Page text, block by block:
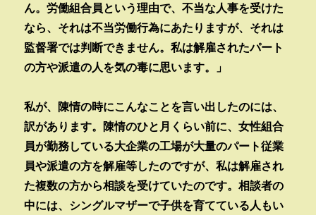
ん。労働組合員という理由で、不当な人事を受けた
なら、それは不当労働行為にあたりますが、それは
監督署では判断できません。私は解雇されたパート
の方や派遣の人を気の毒に思います。」
私が、陳情の時にこんなことを言い出したのには、
訳があります。陳情のひと月くらい前に、女性組合
員が勤務している大企業の工場が大量のパート従業
員や派遣の方を解雇等したのですが、私は解雇され
た複数の方から相談を受けていたのです。相談者の
中には、シングルマザーで子供を育てている人もい